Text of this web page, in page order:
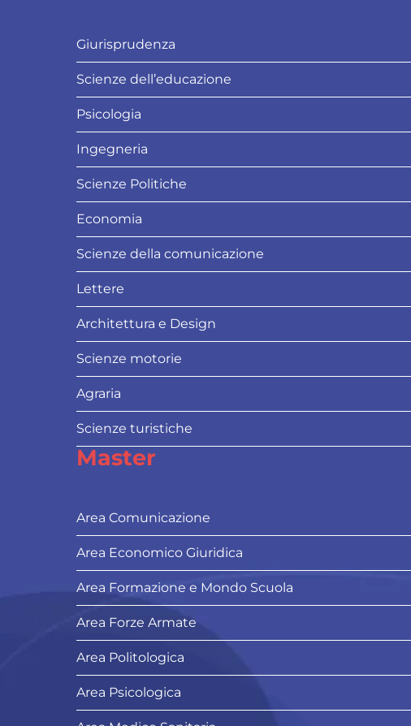
Giurisprudenza
Scienze dell’educazione
Psicologia
Ingegneria
Scienze Politiche
Economia
Scienze della comunicazione
Lettere
Architettura e Design
Scienze motorie
Agraria
Scienze turistiche
Master
Area Comunicazione
Area Economico Giuridica
Area Formazione e Mondo Scuola
Area Forze Armate
Area Politologica
Area Psicologica